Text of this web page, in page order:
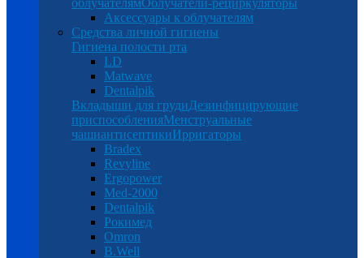
облучателямОблучатели-рециркуляторы
Аксессуары к облучателям
Средства личной гигиены
Гигиена полости рта
LD
Matwave
Dentalpik
Вкладыши для грудиДезинфицирующие
приспособленияМенструальные
чашиантисептикиИрригаторы
Bradex
Revyline
Ergopower
Med-2000
Dentalpik
Рокимед
Omron
B.Well